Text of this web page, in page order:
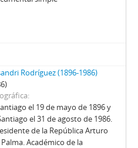
la Compañía Manufacturera de Papeles y Cartones
Sanfuentes
Sanhueza
Fresno Larraín
Fernández
Reyes
Kelly Vásquez
Ariztía
de la Plata Yrarrázaval
Rodríguez (1896-1986)
el 19 de mayo de 1896 y
el 31 de agosto de 1986.
de la República Arturo
Académico de la